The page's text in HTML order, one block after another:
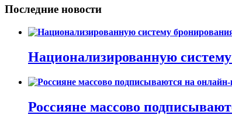
Последние новости
Национализированную
Россияне массово